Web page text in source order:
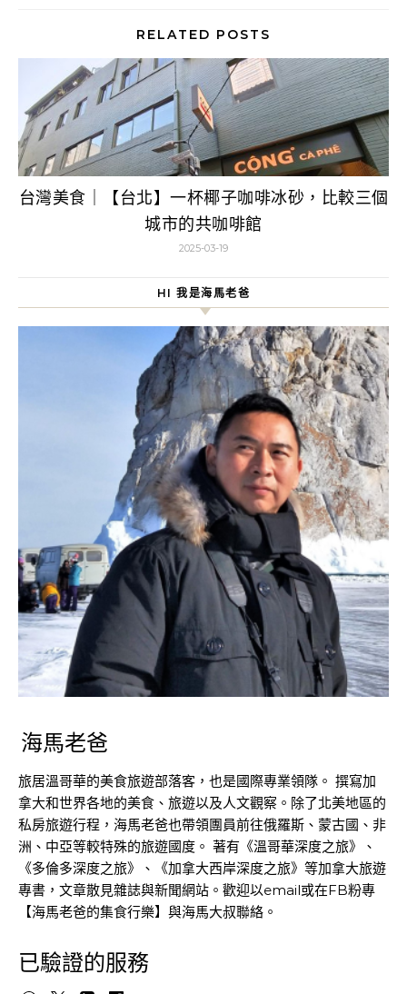
RELATED POSTS
台灣美食｜【台北】一杯椰子咖啡冰砂，比較三個
城市的共咖啡館
2025-03-19
HI 我是海馬老爸
海馬老爸
旅居溫哥華的美食旅遊部落客，也是國際專業領隊。 撰寫加
拿大和世界各地的美食、旅遊以及人文觀察。除了北美地區的
私房旅遊行程，海馬老爸也帶領團員前往俄羅斯、蒙古國、非
洲、中亞等較特殊的旅遊國度。 著有《溫哥華深度之旅》、
《多倫多深度之旅》、《加拿大西岸深度之旅》等加拿大旅遊
專書，文章散見雜誌與新聞網站。歡迎以email或在FB粉專
【海馬老爸的集食行樂】與海馬大叔聯絡。
已驗證的服務